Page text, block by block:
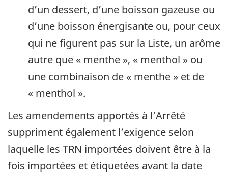
d’un dessert, d’une boisson gazeuse ou
d’une boisson énergisante ou, pour ceux
qui ne figurent pas sur la Liste, un arôme
autre que « menthe », « menthol » ou
une combinaison de « menthe » et de
« menthol ».
Les amendements apportés à l’Arrêté
suppriment également l’exigence selon
laquelle les TRN importées doivent être à la
fois importées et étiquetées avant la date